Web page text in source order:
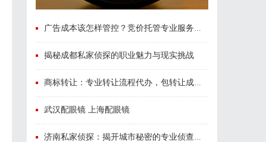
广告成本该怎样管控？竞价托管专业服务商俐麸科技
揭秘成都私家侦探的职业魅力与现实挑战
商标转让：专业转让流程代办，包转让成功再付款
武汉配眼镜 上海配眼镜
济南私家侦探：揭开城市秘密的专业侦查服务